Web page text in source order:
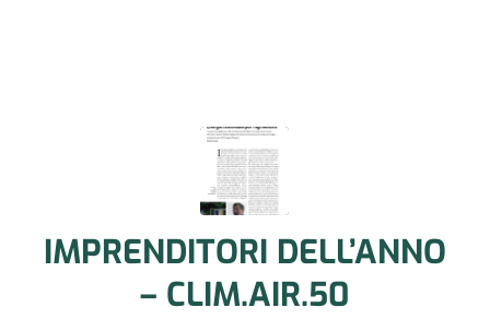
IMPRENDITORI DELL’ANNO
– CLIM.AIR.50